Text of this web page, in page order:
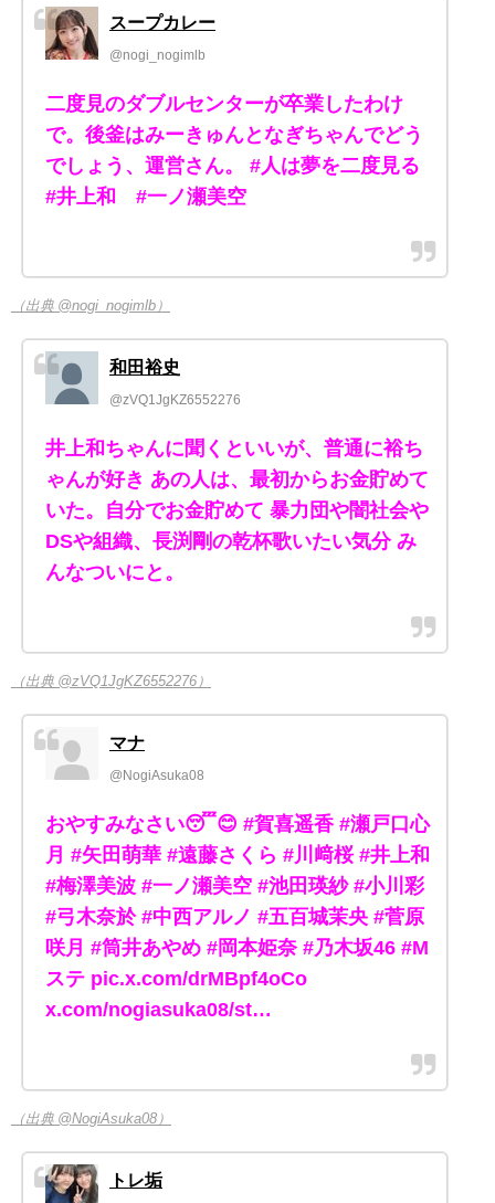
スープカレー
@nogi_nogimlb
二度見のダブルセンターが卒業したわけ
で。後釜はみーきゅんとなぎちゃんでどう
でしょう、運営さん。 #人は夢を二度見る
#井上和 #一ノ瀬美空
（出典 @nogi_nogimlb）
和田裕史
@zVQ1JgKZ6552276
井上和ちゃんに聞くといいが、普通に裕ち
ゃんが好き あの人は、最初からお金貯めて
いた。自分でお金貯めて 暴力団や闇社会や
DSや組織、長渕剛の乾杯歌いたい気分 み
んなついにと。
（出典 @zVQ1JgKZ6552276）
マナ
@NogiAsuka08
おやすみなさい😴😊 #賀喜遥香 #瀬戸口心
月 #矢田萌華 #遠藤さくら #川﨑桜 #井上和
#梅澤美波 #一ノ瀬美空 #池田瑛紗 #小川彩
#弓木奈於 #中西アルノ #五百城茉央 #菅原
咲月 #筒井あやめ #岡本姫奈 #乃木坂46 #M
ステ pic.x.com/drMBpf4oCo
x.com/nogiasuka08/st…
（出典 @NogiAsuka08）
トレ垢